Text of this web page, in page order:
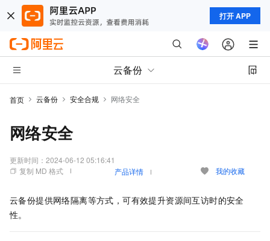
打开 APP
云备份
首页 云备份 安全合规 网络安全
网络安全
更新时间： 2024-06-12 05:16:41
复制 MD 格式
产品详情 我的收藏
云备份提供网络隔离等方式，可有效提升资源间互访时的安全
性。